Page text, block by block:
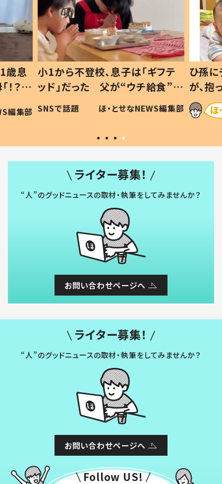
歳息
？」
編集部
小1から不登校、息子は「ギフテ
ッド」だった 父が“ウチ給食”を
作り続ける理由とは #令和の親
#令和の子
SNSで話題 ほ・とせなNEWS編集部
ひ孫
が、
「涙が
い」
ライター募集！
“人”のグッドニュースの取材・執筆をしてみませんか？
お問い合わせページへ
ライター募集！
“人”のグッドニュースの取材・執筆をしてみませんか？
お問い合わせページへ
Follow US!